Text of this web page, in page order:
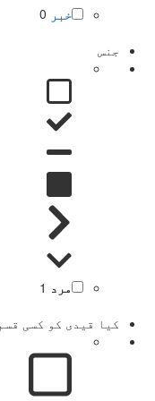
خبر 0
جنس
مرد 1
کیا قیدی کو کسی